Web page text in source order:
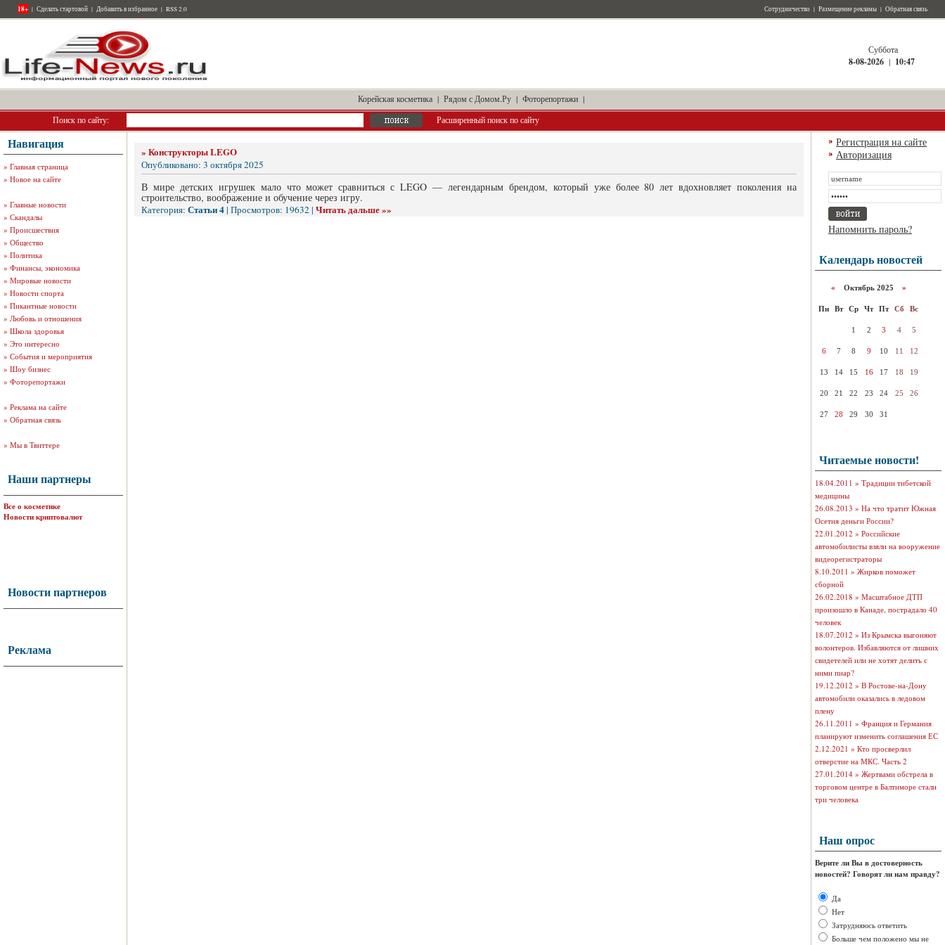
18+ | Сделать стартовой | Добавить в избранное | RSS 2.0 Сотрудничество | Размещение рекламы | Обратная связь
Суббота
8-08-2026 | 10:47
Корейская косметика | Рядом с Домом.Ру | Фоторепортажи |
Поиск по сайту:
Расширенный поиск по сайту
Навигация
» Главная страница
» Новое на сайте
» Главные новости
» Скандалы
» Происшествия
» Общество
» Политика
» Финансы, экономика
» Мировые новости
» Новости спорта
» Пикантные новости
» Любовь и отношения
» Школа здоровья
» Это интересно
» События и мероприятия
» Шоу бизнес
» Фоторепортажи
» Реклама на сайте
» Обратная связь
» Мы в Твиттере
Наши партнеры
Все о косметике
Новости криптовалют
Новости партнеров
Реклама
» Конструкторы LEGO
Опубликовано: 3 октября 2025
В мире детских игрушек мало что может сравниться с LEGO — легендарным брендом, который уже более 80 лет вдохновляет поколения на
строительство, воображение и обучение через игру.
Категория: Статьи 4| Просмотров: 19632 | Читать дальше »»
Регистрация на сайте
Авторизация
Напомнить пароль?
Календарь новостей
« Октябрь 2025 »
Пн Вт Ср Чт Пт Сб Вс
1 2 3 4 5
6 7 8 9 10 11 12
13 14 15 16 17 18 19
20 21 22 23 24 25 26
27 28 29 30 31
Читаемые новости!
18.04.2011 » Традиции тибетской
медицины
26.08.2013 » На что тратит Южная
Осетия деньги России?
22.01.2012 » Российские
автомобилисты взяли на вооружение
видеорегистраторы
8.10.2011 » Жирков поможет
сборной
26.02.2018 » Масштабное ДТП
произошло в Канаде, пострадало 40
человек
18.07.2012 » Из Крымска выгоняют
волонтеров. Избавляются от лишних
свидетелей или не хотят делить с
ними пиар?
19.12.2012 » В Ростове-на-Дону
автомобили оказались в ледовом
плену
26.11.2011 » Франция и Германия
планируют изменить соглашения ЕС
2.12.2021 » Кто просверлил
отверстие на МКС. Часть 2
27.01.2014 » Жертвами обстрела в
торговом центре в Балтиморе стали
три человека
Наш опрос
Верите ли Вы в достоверность
новостей? Говорят ли нам правду?
Да
Нет
Затрудняюсь ответить
Больше чем положено мы не